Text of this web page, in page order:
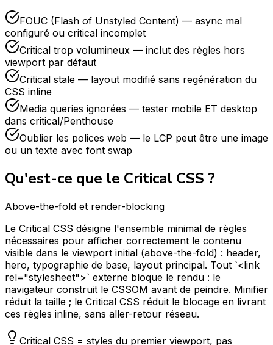
FOUC (Flash of Unstyled Content) — async mal
configuré ou critical incomplet
Critical trop volumineux — inclut des règles hors
viewport par défaut
Critical stale — layout modifié sans regénération du
CSS inline
Media queries ignorées — tester mobile ET desktop
dans critical/Penthouse
Oublier les polices web — le LCP peut être une image
ou un texte avec font swap
Qu'est-ce que le Critical CSS ?
Above-the-fold et render-blocking
Le Critical CSS désigne l'ensemble minimal de règles
nécessaires pour afficher correctement le contenu
visible dans le viewport initial (above-the-fold) : header,
hero, typographie de base, layout principal. Tout `<link
rel="stylesheet">` externe bloque le rendu : le
navigateur construit le CSSOM avant de peindre. Minifier
réduit la taille ; le Critical CSS réduit le blocage en livrant
ces règles inline, sans aller-retour réseau.
Critical CSS = styles du premier viewport, pas